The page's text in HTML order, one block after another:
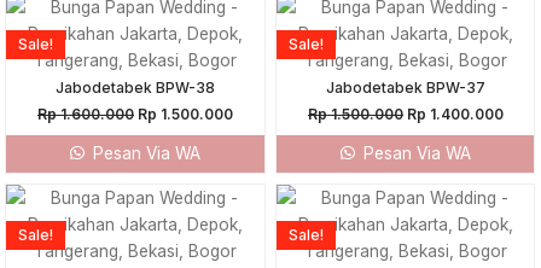
Sale!
Jabodetabek BPW-38
Rp1.600.000
price
was:
Rp 1.600.000.
Rp 1.500.000
is:
Rp 1.500.000.
Pesan Via WA
Sale!
Jabodetabek BPW-37
Rp1.500.000
price
was:
Rp 1.500.000.
Rp 1.400.000
is:
Pesan Via WA
Sale!
Original
price
was:
Rp 1.500.000.
Current
is:
Rp 1.400.000.
Sale!
Original
price
was:
Rp 1.600.000.
is: